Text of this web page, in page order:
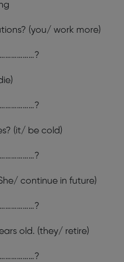
(you/ work more)
(it/ be cold)
continue in future)
old. (they/ retire)